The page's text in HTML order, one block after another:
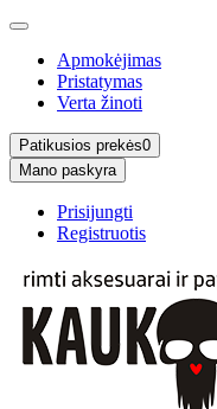
Apmokėjimas
Pristatymas
Verta žinoti
Patikusios prekės0
Mano paskyra
Prisijungti
Registruotis